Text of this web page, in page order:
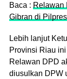
Baca : Relawan
Gibran di
Lebih lanjut
Provinsi Riau
Relawan DPD
diusulkan DPW